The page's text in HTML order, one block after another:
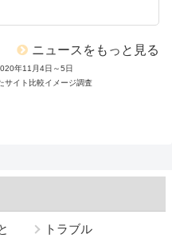
ニュースをもっと見る
年11月4日～5日
サイト比較イメージ調査
トラブル